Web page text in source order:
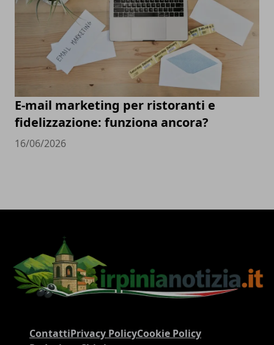
E-mail marketing per ristoranti e
fidelizzazione: funziona ancora?
16/06/2026
ContattiPrivacy PolicyCookie Policy